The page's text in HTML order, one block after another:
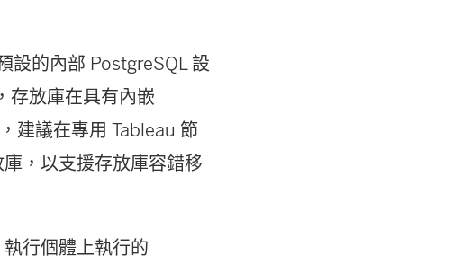
新
窗
開
設的內部 PostgreSQL 設
存放庫在具有內嵌
建議在專用 Tableau 節
，以支援存放庫容錯移
行個體上執行的